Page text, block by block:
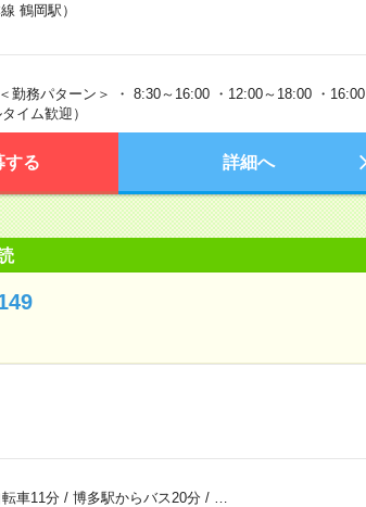
鶴岡駅）
勤務パターン＞ ・ 8:30～16:00 ・12:00～18:00 ・16:00
イム歓迎）
する 詳細へ
車11分/ 博多駅からバス20分/